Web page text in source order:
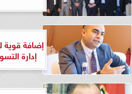
إضافة قوية
إدارة